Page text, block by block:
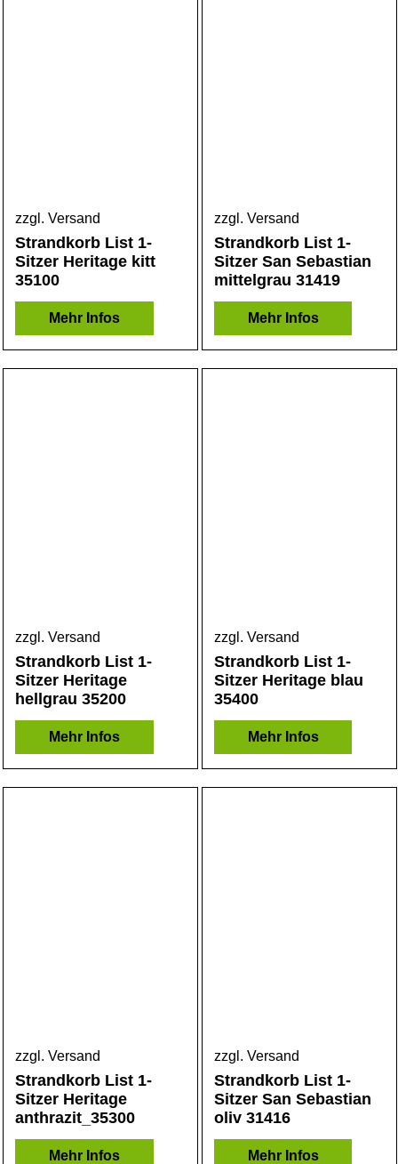
zzgl. Versand
Strandkorb List 1-
Sitzer Heritage kitt
35100
Mehr Infos
zzgl. Versand
Strandkorb List 1-
Sitzer San Sebastian
mittelgrau 31419
Mehr Infos
zzgl. Versand
Strandkorb List 1-
Sitzer Heritage
hellgrau 35200
Mehr Infos
zzgl. Versand
Strandkorb List 1-
Sitzer Heritage blau
35400
Mehr Infos
zzgl. Versand
Strandkorb List 1-
Sitzer Heritage
anthrazit_35300
Mehr Infos
zzgl. Versand
Strandkorb List 1-
Sitzer San Sebastian
oliv 31416
Mehr Infos